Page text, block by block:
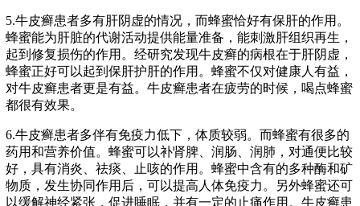
5.牛皮癣患者多有肝阴虚的情况，而蜂蜜恰好有保肝的作用。
蜂蜜能为肝脏的代谢活动提供能量准备，能刺激肝组织再生，
起到修复损伤的作用。经研究发现牛皮癣的病根在于肝阴虚，
蜂蜜正好可以起到保肝护肝的作用。蜂蜜不仅对健康人有益，
对牛皮癣患者更是有益。牛皮癣患者在疲劳的时候，喝点蜂蜜
都很有效果。
6.牛皮癣患者多伴有免疫力低下，体质较弱。而蜂蜜有很多的
药用和营养价值。蜂蜜可以补肾脾、润肠、润肺，对通便比较
好，具有消炎、祛痰、止咳的作用。蜂蜜中含有的多种酶和矿
物质，发生协同作用后，可以提高人体免疫力。另外蜂蜜还可
以缓解神经紧张，促进睡眠，并有一定的止痛作用。牛皮癣患